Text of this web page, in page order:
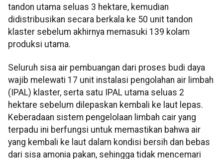
tandon utama seluas 3 hektare, kemudian
didistribusikan secara berkala ke 50 unit tandon
klaster sebelum akhirnya memasuki 139 kolam
produksi utama.
Seluruh sisa air pembuangan dari proses budi daya
wajib melewati 17 unit instalasi pengolahan air limbah
(IPAL) klaster, serta satu IPAL utama seluas 2
hektare sebelum dilepaskan kembali ke laut lepas.
Keberadaan sistem pengelolaan limbah cair yang
terpadu ini berfungsi untuk memastikan bahwa air
yang kembali ke laut dalam kondisi bersih dan bebas
dari sisa amonia pakan, sehingga tidak mencemari